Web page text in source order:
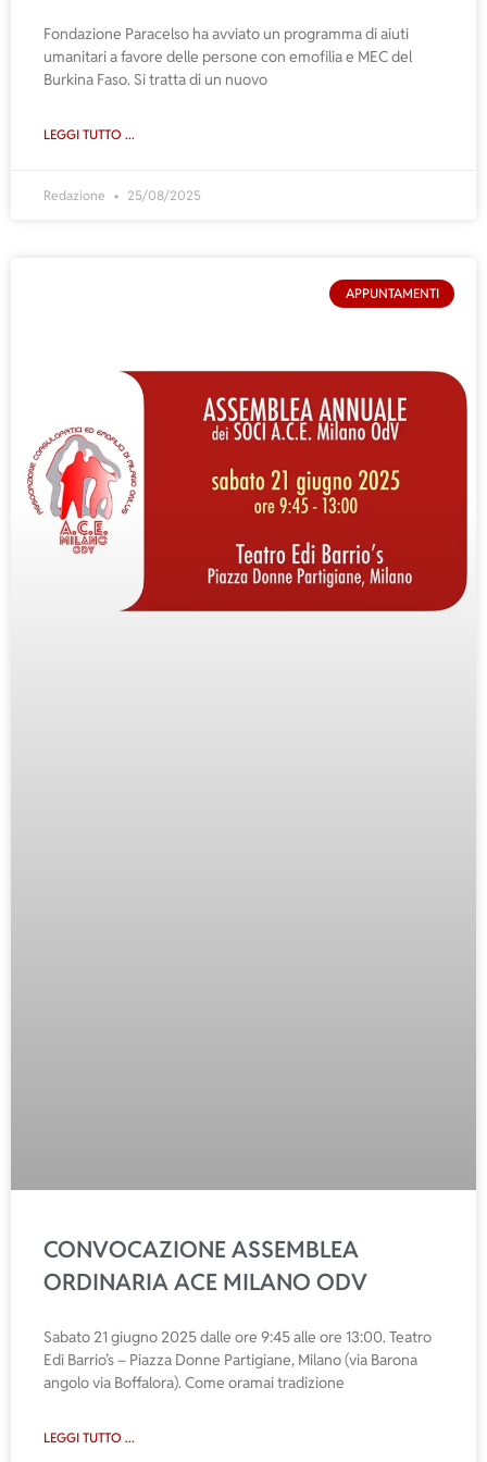
Fondazione Paracelso ha avviato un programma di aiuti
umanitari a favore delle persone con emofilia e MEC del
Burkina Faso. Si tratta di un nuovo
LEGGI TUTTO ...
Redazione 25/08/2025
APPUNTAMENTI
CONVOCAZIONE ASSEMBLEA
ORDINARIA ACE MILANO ODV
Sabato 21 giugno 2025 dalle ore 9:45 alle ore 13:00. Teatro
Edi Barrio’s – Piazza Donne Partigiane, Milano (via Barona
angolo via Boffalora). Come oramai tradizione
LEGGI TUTTO ...